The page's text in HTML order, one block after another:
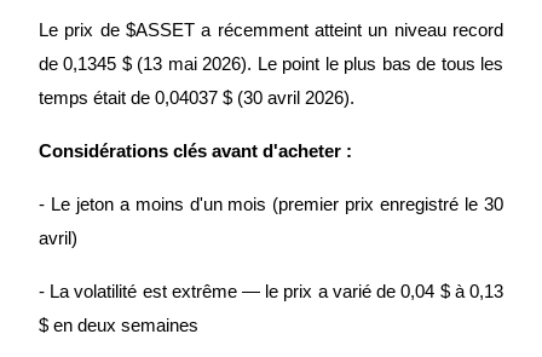
BTC Welcome Rewards
Deposit & Trade BTC to Share 25000 USDT prize pool!
Deposit CASHCAT & Win
Le prix de $ASSET a récemment atteint un niveau record
de 0,1345 $ (13 mai 2026). Le point le plus bas de tous les
temps était de 0,04037 $ (30 avril 2026).
Considérations clés avant d'acheter :
- Le jeton a moins d'un mois (premier prix enregistré le 30
avril)
- La volatilité est extrême — le prix a varié de 0,04 $ à 0,13
$ en deux semaines